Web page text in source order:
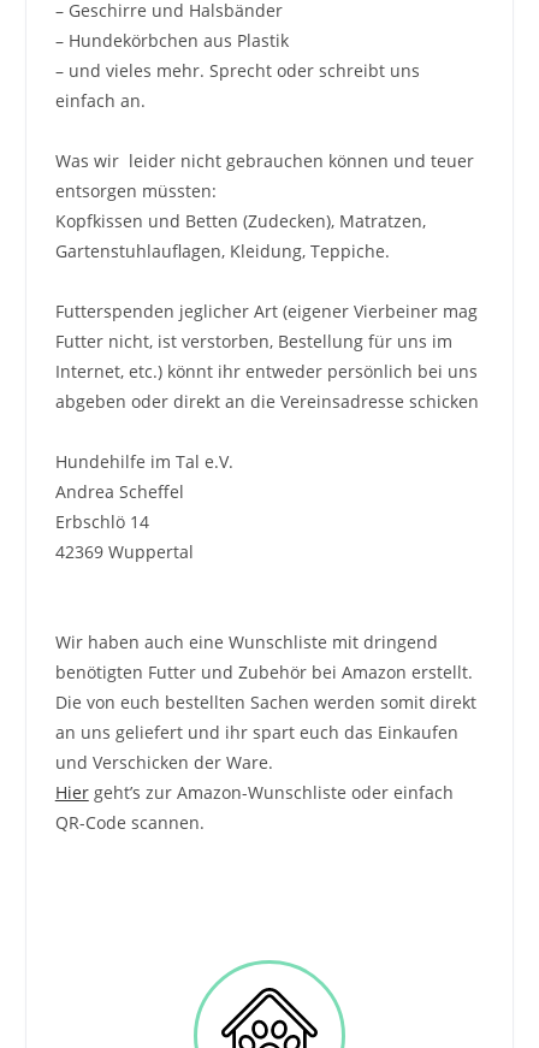
– Geschirre und Halsbänder
– Hundekörbchen aus Plastik
– und vieles mehr. Sprecht oder schreibt uns
einfach an.
Was wir leider nicht gebrauchen können und teuer
entsorgen müssten:
Kopfkissen und Betten (Zudecken), Matratzen,
Gartenstuhlauflagen, Kleidung, Teppiche.
Futterspenden jeglicher Art (eigener Vierbeiner mag
Futter nicht, ist verstorben, Bestellung für uns im
Internet, etc.) könnt ihr entweder persönlich bei uns
abgeben oder direkt an die Vereinsadresse schicken
Hundehilfe im Tal e.V.
Andrea Scheffel
Erbschlö 14
42369 Wuppertal
Wir haben auch eine Wunschliste mit dringend
benötigten Futter und Zubehör bei Amazon erstellt.
Die von euch bestellten Sachen werden somit direkt
an uns geliefert und ihr spart euch das Einkaufen
und Verschicken der Ware.
Hiergeht’s zur Amazon-Wunschliste oder einfach
QR-Code scannen.